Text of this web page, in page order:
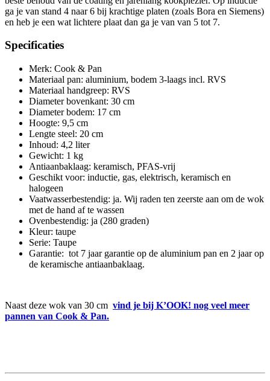
ga je van stand 4 naar 6 bij krachtige platen (zoals Bora en Siemens)
en heb je een wat lichtere plaat dan ga je van van 5 tot 7.
Specificaties
Merk: Cook & Pan
Materiaal pan: aluminium, bodem 3-laags incl. RVS
Materiaal handgreep: RVS
Diameter bovenkant: 30 cm
Diameter bodem: 17 cm
Hoogte: 9,5 cm
Lengte steel: 20 cm
Inhoud: 4,2 liter
Gewicht: 1 kg
Antiaanbaklaag: keramisch, PFAS-vrij
Geschikt voor: inductie, gas, elektrisch, keramisch en
halogeen
Vaatwasserbestendig: ja. Wij raden ten zeerste aan om de wok
met de hand af te wassen
Ovenbestendig: ja (280 graden)
Kleur: taupe
Serie: Taupe
Garantie: tot 7 jaar garantie op de aluminium pan en 2 jaar op
de keramische antiaanbaklaag.
Naast deze wok van 30 cm vind je bij K’OOK! nog veel meer
pannen van Cook & Pan.